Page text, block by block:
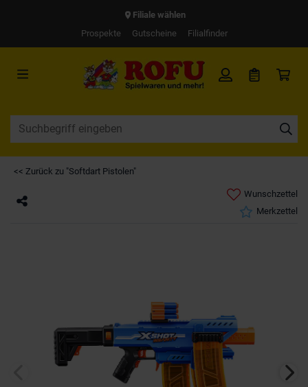
Filiale wählen
Prospekte
Gutscheine Filialfinder
<< Zurück zu "Softdart Pistolen"
Wunschzettel
Merkzettel